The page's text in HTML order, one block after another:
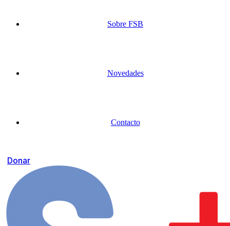
Sobre FSB
Novedades
Contacto
Donar